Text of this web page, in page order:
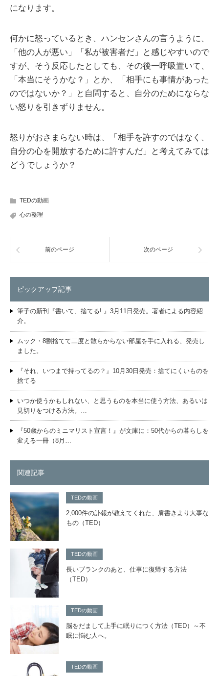
になります。
何かに怒っているとき、ハンセンさんの言うように、
「他の人が悪い」「私が被害者だ」と感じやすいので
すが、そう反応したとしても、その後一呼吸置いて、
「本当にそうかな？」とか、「相手にも事情があった
のではないか？」と自問すると、自分のためにならな
い怒りを引きずりません。
怒りがおさまらない時は、「相手を許すのではなく、
自分の心を開放するために許すんだ」と考えてみては
どうでしょうか？
TEDの動画
心の整理
前のページ 次のページ
ピックアップ記事
筆子の新刊『書いて、捨てる! 』3月11日発売。著者による内容紹
介。
ムック・8割捨てて二度と散らからない部屋を手に入れる、発売し
ました。
『それ、いつまで持ってるの？』10月30日発売：捨てにくいものを
捨てる
いつか使うかもしれない、と思うものを本当に使う方法、あるいは
見切りをつける方法。…
『50歳からのミニマリスト宣言！』が文庫に：50代からの暮らしを
変える一冊（8月…
関連記事
TEDの動画
2,000件の訃報が教えてくれた、肩書きより大事な
もの（TED）
TEDの動画
長いブランクのあと、仕事に復帰する方法
（TED）
TEDの動画
脳をだまして上手に眠りにつく方法（TED）～不
眠に悩む人へ。
TEDの動画